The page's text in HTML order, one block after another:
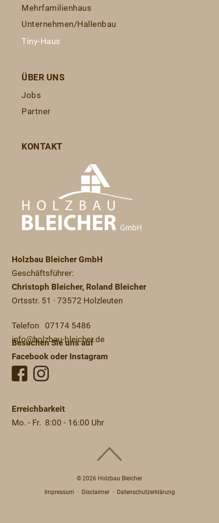
Mehrfamilienhaus
Unternehmen/Hallenbau
Tiny-Haus
ÜBER UNS
Jobs
Partner
KONTAKT
Holzbau Bleicher GmbH
Geschäftsführer:
Christoph Bleicher, Roland Bleicher
Ortsstr. 51 · 73572 Holzleuten
Telefon 07174 5486
info@holzbau-bleicher.de
Besuchen Sie uns auf
Facebook oder Instagram
Erreichbarkeit
Mo. - Fr. 8:00 - 16:00 Uhr
© 2026 Holzbau Bleicher
Impressum · Disclaimer· Datenschutzerklärung